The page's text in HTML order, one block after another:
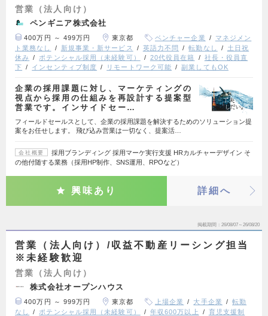
営業（法人向け）
ペンギニア株式会社
400万円 ～ 499万円 東京都 ベンチャー企業
マネジメン
ト業務なし
新規事業・新サービス 英語力不問 転勤なし
土日祝
休み
ポテンシャル採用（未経験可） 20代役員在籍
社長・役員直
下
インセンティブ制度 リモートワーク可能 副業してもOK
企業の採用課題に対し、マーケティングの
視点から採用の仕組みを再設計する提案型
営業です。インサイドセー…
フィールドセールスとして、企業の採用課題を解決するためのソリューション提
案をお任せします。 飛び込み営業は一切なく、提案活…
会社概要
採用ブランディング 採用マーケ実行支援 HRカルチャーデザイン そ
の他付随する業務（採用HP制作、SNS運用、RPOなど）
興味あり 詳細へ
掲載期間 26/08/07～26/08/20
営業（法人向け）/収益不動産リーシング担当
※未経験歓迎
営業（法人向け）
株式会社オープンハウス
400万円 ～ 999万円 東京都 上場企業 大手企業
転勤
なし
ポテンシャル採用（未経験可） 年収600万以上
育児支援制